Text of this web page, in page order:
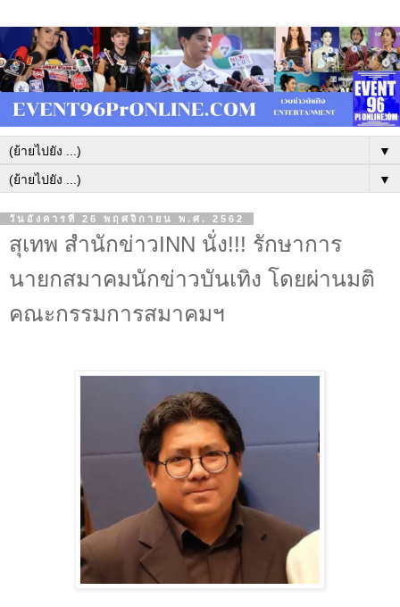
▼
▼
วันอังคารที่ 26 พฤศจิกายน พ.ศ. 2562
สุเทพ สำนักข่าวINN นั่ง!!! รักษาการ
นายกสมาคมนักข่าวบันเทิง โดยผ่านมติ
คณะกรรมการสมาคมฯ